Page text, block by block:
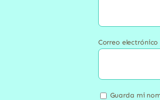
Correo electrónico
Guarda mi